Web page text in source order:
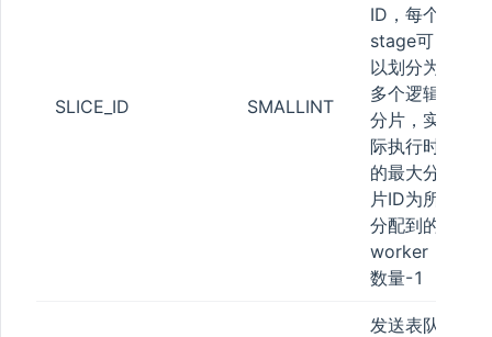
SLICE_ID SMALLINT
ID，每个
stage可
以划分为
多个逻辑
分片，实
际执行时
的最大分
片ID为所
分配到的
worker
数量-1
发送表队